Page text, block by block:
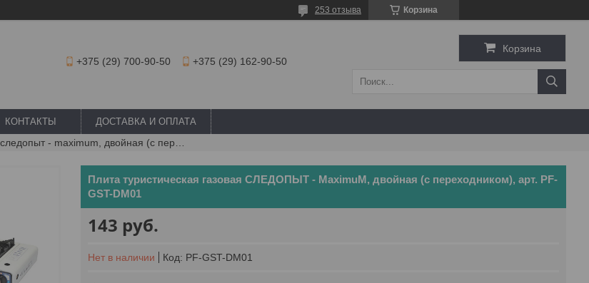
Корзина
253 отзыва
+375 (29) 700-90-50 +375 (29) 162-90-50
Корзина
КОНТАКТЫ ДОСТАВКА И ОПЛАТА
Плита туристическая газовая СЛЕДОПЫТ - MaximuM, двойная (с переходником), арт. PF-
GST-DM01
143 руб.
Нет в наличии Код: PF-GST-DM01